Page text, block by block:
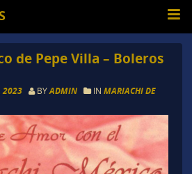
de Pepe Villa – Boleros
2023 BYADMIN IN MARIACHI DE